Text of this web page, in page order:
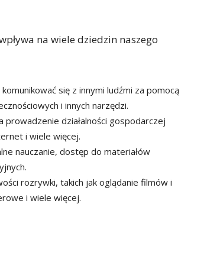
na wiele dziedzin naszego
się z innymi ludźmi za pomocą
i innych narzędzi.
działalności gospodarczej
i wiele więcej.
nauczanie, dostęp do materiałów
rozrywki, takich jak oglądanie filmów i
i wiele więcej.